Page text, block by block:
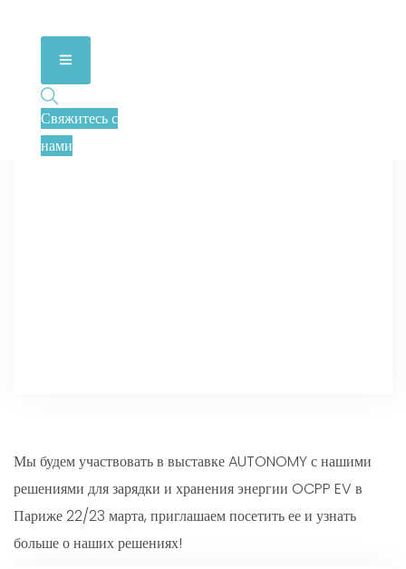
Свяжитесь с
нами
Мы будем участвовать в выставке AUTONOMY с нашими
решениями для зарядки и хранения энергии OCPP EV в
Париже 22/23 марта, приглашаем посетить ее и узнать
больше о наших решениях!